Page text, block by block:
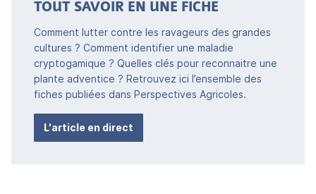
TOUT SAVOIR EN UNE FICHE
Comment lutter contre les ravageurs des grandes
cultures ? Comment identifier une maladie
cryptogamique ? Quelles clés pour reconnaitre une
plante adventice ? Retrouvez ici l’ensemble des
fiches publiées dans Perspectives Agricoles.
L'article en direct